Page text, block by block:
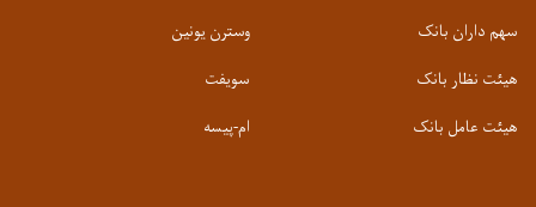
سهم داران بانک
هیئت نظار بانک
هیئت عامل بانک
وسترن یونین
سویفت
ام-پیسه